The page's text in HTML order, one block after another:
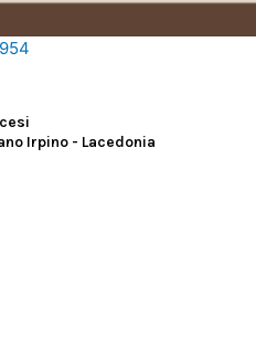
954
Irpino - Lacedonia